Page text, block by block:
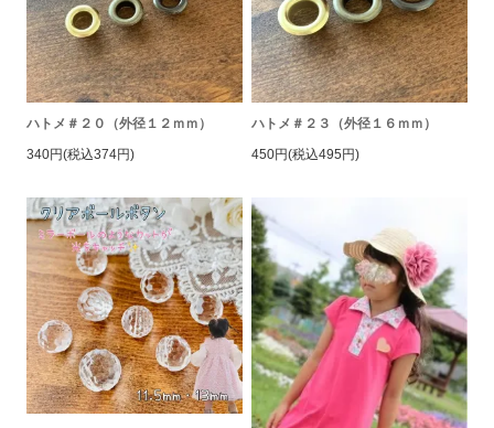
ハトメ＃２０（外径１２ｍｍ）
340円(税込374円)
ハトメ＃２３（外径１６ｍｍ）
450円(税込495円)